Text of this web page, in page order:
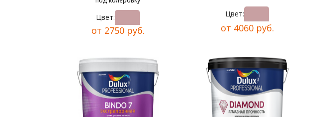
Цвет:
от 2750 руб.
Цвет:
от 4060 руб.